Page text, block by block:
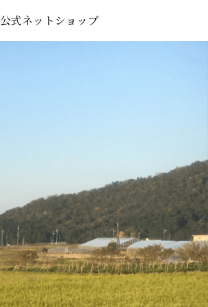
公式ネットショップ